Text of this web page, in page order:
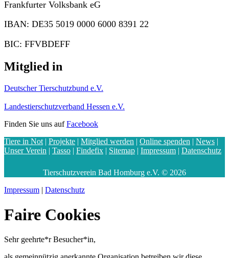
Frankfurter Volksbank eG
IBAN: DE35 5019 0000 6000 8391 22
BIC: FFVBDEFF
Mitglied in
Deutscher Tierschutzbund e.V.
Landestierschutzverband Hessen e.V.
Finden Sie uns aufFacebook
Tiere in Not | Projekte | Mitglied werden | Online spenden | News |
Unser Verein | Tasso | Findefix | Sitemap | Impressum | Datenschutz
Tierschutzverein Bad Homburg e.V. © 2026
Impressum | Datenschutz
Faire Cookies
Sehr geehrte*r Besucher*in,